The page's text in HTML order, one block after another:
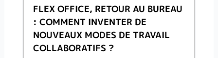
FLEX OFFICE, RETOUR AU BUREAU
: COMMENT INVENTER DE
NOUVEAUX MODES DE TRAVAIL
COLLABORATIFS ?